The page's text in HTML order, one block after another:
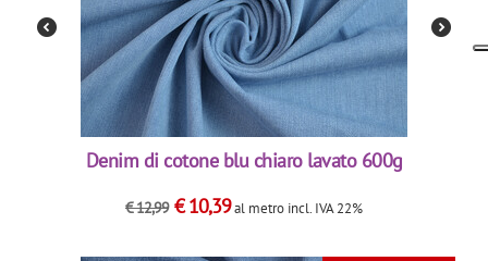
Denim di cotone blu chiaro lavato 600g
€12,99 €10,39al metro incl. IVA 22%